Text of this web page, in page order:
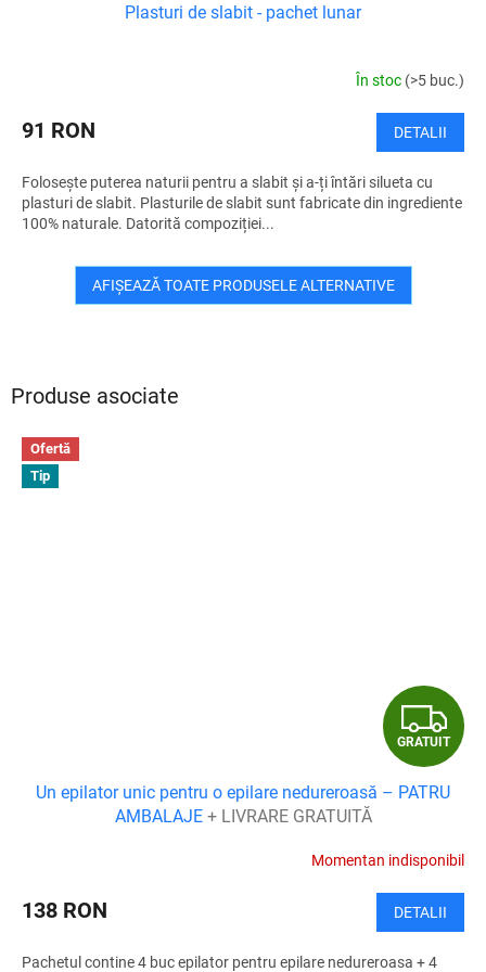
Produse asociate
Ofertă
Tip
G
R
A
T
U
I
GRATUIT
Un epilator unic pentru o epilare nedureroasă – PATRU
AMBALAJE + LIVRARE GRATUITĂ
Momentan indisponibil
138 RON DETALII
Pachetul contine 4 buc epilator pentru epilare nedureroasa + 4
Plasturi de slabit - pachet lunar
În stoc (>5 buc.)
91 RON DETALII
Folosește puterea naturii pentru a slabit și a-ți întări silueta cu
plasturi de slabit. Plasturile de slabit sunt fabricate din ingrediente
100% naturale. Datorită compoziției...
AFIŞEAZĂ TOATE PRODUSELE ALTERNATIVE